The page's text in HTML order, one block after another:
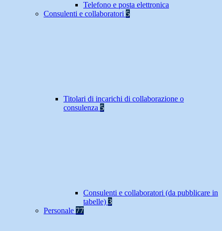
Telefono e posta elettronica
Consulenti e collaboratori 5
Titolari di incarichi di collaborazione o
consulenza 5
Consulenti e collaboratori (da pubblicare in
tabelle) 3
Personale 77